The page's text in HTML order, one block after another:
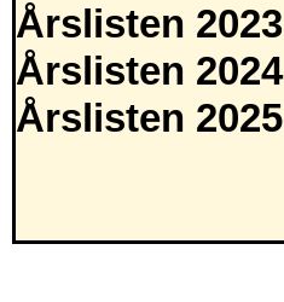
Årslisten 2023
Årslisten 2024
Årslisten 2025